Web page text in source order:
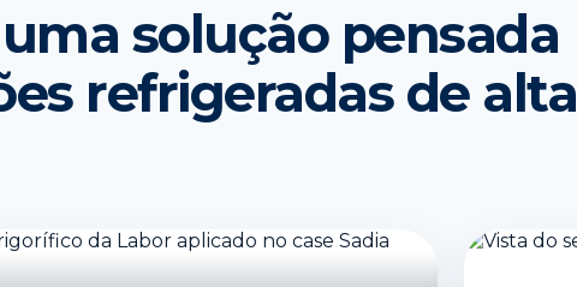
solução pensada
refrigeradas de alta